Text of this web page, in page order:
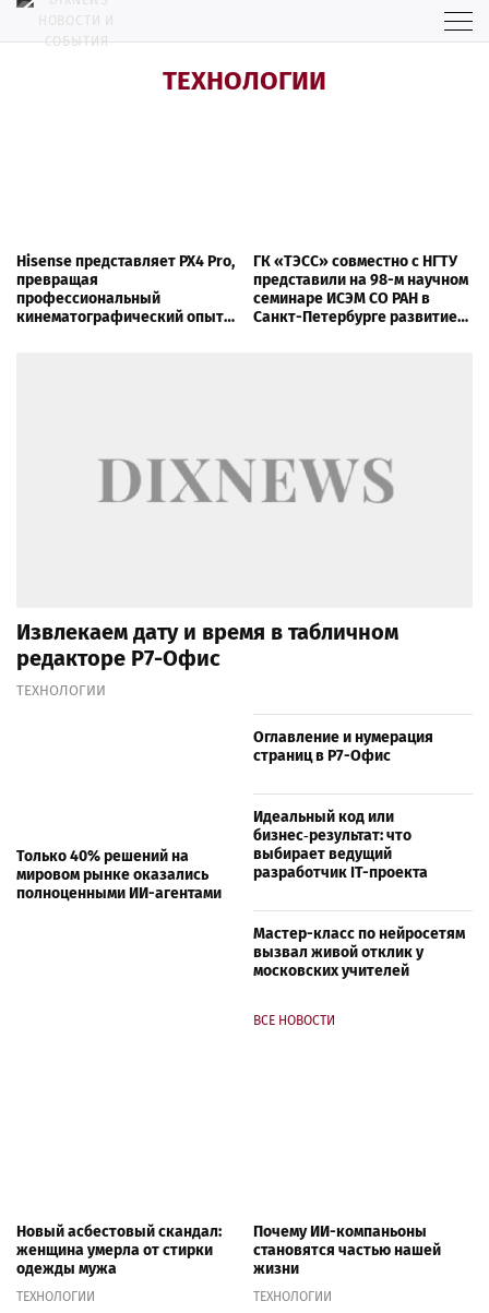
ТЕХНОЛОГИИ
Hisense представляет PX4 Pro,
превращая
профессиональный
кинематографический опыт в
ГК «ТЭСС» совместно с НГТУ
представили на 98-м научном
семинаре ИСЭМ СО РАН в
Санкт-Петербурге развитие
Извлекаем дату и время в табличном
редакторе Р7-Офис
ТЕХНОЛОГИИ
Только 40% решений на
мировом рынке оказались
полноценными ИИ-агентами
Оглавление и нумерация
страниц в Р7-Офис
Идеальный код или
бизнес‑результат: что
выбирает ведущий
разработчик IT-проекта
Мастер-класс по нейросетям
вызвал живой отклик у
московских учителей
ВСЕ НОВОСТИ
Новый асбестовый скандал:
женщина умерла от стирки
одежды мужа
ТЕХНОЛОГИИ
Почему ИИ-компаньоны
становятся частью нашей
жизни
ТЕХНОЛОГИИ